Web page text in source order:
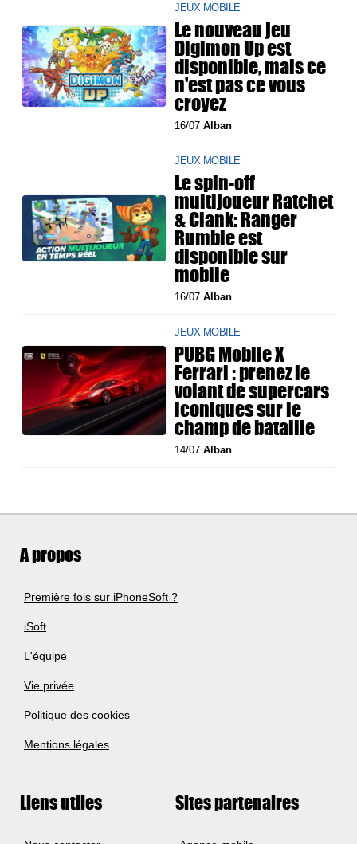
JEUX MOBILE
Le nouveau jeu
Digimon Up est
disponible, mais ce
n'est pas ce vous
croyez
16/07Alban
JEUX MOBILE
Le spin-off
multijoueur Ratchet
& Clank: Ranger
Rumble est
disponible sur
mobile
16/07Alban
JEUX MOBILE
PUBG Mobile X
Ferrari : prenez le
volant de supercars
iconiques sur le
champ de bataille
14/07Alban
A propos
Première fois sur iPhoneSoft ?
iSoft
L'équipe
Vie privée
Politique des cookies
Mentions légales
Liens utiles Sites partenaires